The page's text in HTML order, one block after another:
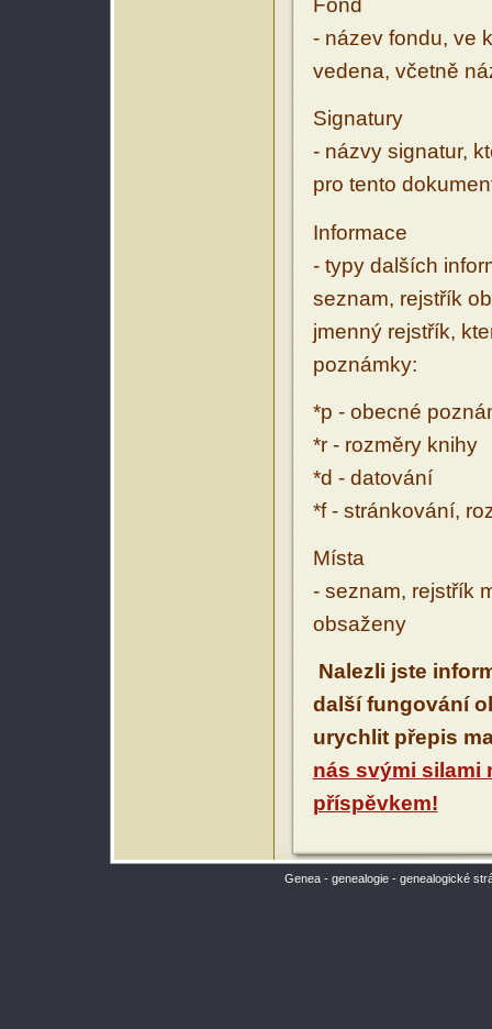
Fond
- název fondu, ve
vedena, včetně
Signatury
- názvy signatur,
pro tento
Informace
- typy dalších
seznam, rejstřík
jmenný rejstřík,
poznámky:
*p - obecné
*r - rozměry knihy
*d - datování
*f - stránkování,
Místa
- seznam, rejstřík
obsaženy
Nalezli jste
další fungování
urychlit přepis
nás svými silami
příspěvkem!
Genea - genealogie - genealogické